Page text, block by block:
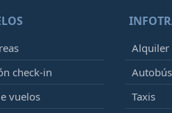
check-in
vuelos
Alquiler
Autobús
Taxis